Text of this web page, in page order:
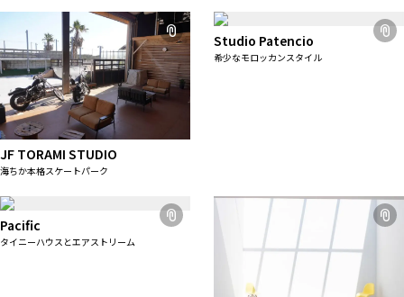
JF TORAMI STUDIO
海ちか本格スケートパーク
Studio Patencio
希少なモロッカンスタイル
Pacific
タイニーハウスとエアストリーム